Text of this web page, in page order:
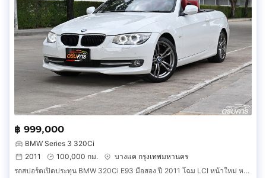
฿ 999,000
BMW Series 3 320Ci
2011
100,000 กม.
บางแค กรุงเทพมหานคร
รถสปอร์ตเปิดประทุน BMW 320Ci E93 มือสอง ปี 2011 โฉม LCI หน้าใหม่ หลังคาแข็งไฟฟ้า แม็ก M แท้ (รหัสสินค้า HD)